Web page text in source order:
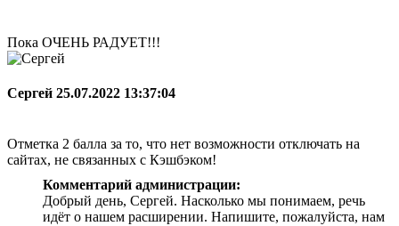
Пока ОЧЕНЬ РАДУЕТ!!!
Сергей 25.07.2022 13:37:04
Отметка 2 балла за то, что нет возможности отключать на
сайтах, не связанных с Кэшбэком!
Комментарий администрации:
Добрый день, Сергей. Насколько мы понимаем, речь
идёт о нашем расширении. Напишите, пожалуйста, нам